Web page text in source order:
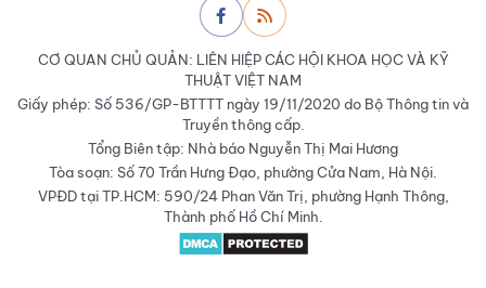
CƠ QUAN CHỦ QUẢN: LIÊN HIỆP CÁC HỘI KHOA HỌC VÀ KỸ
THUẬT VIỆT NAM
Giấy phép: Số 536/GP-BTTTT ngày 19/11/2020 do Bộ Thông tin và
Truyền thông cấp.
Tổng Biên tập: Nhà báo Nguyễn Thị Mai Hương
Tòa soạn: Số 70 Trần Hưng Đạo, phường Cửa Nam, Hà Nội.
VPĐD tại TP.HCM: 590/24 Phan Văn Trị, phường Hạnh Thông,
Thành phố Hồ Chí Minh.